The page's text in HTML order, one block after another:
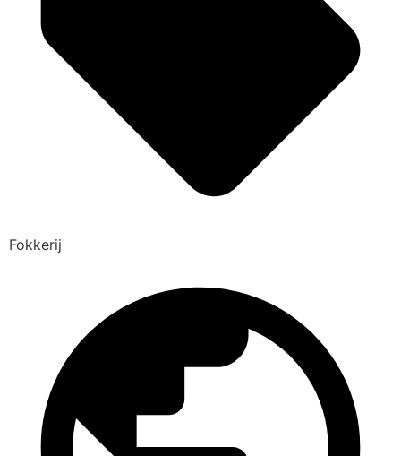
Fokkerij